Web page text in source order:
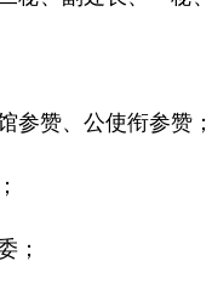
参赞、公使衔参赞；
；